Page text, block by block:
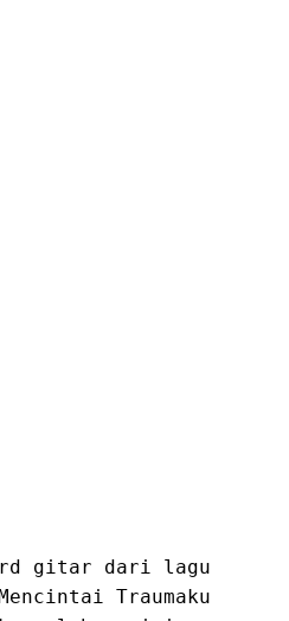
gitar dari lagu
Traumaku